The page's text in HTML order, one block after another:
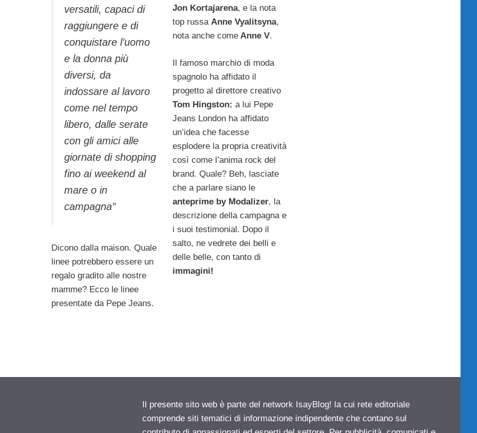
versatili, capaci di
raggiungere e di
conquistare l’uomo
e la donna più
diversi, da
indossare al lavoro
come nel tempo
libero, dalle serate
con gli amici alle
giornate di shopping
fino ai weekend al
mare o in
campagna”
Dicono dalla maison. Quale
linee potrebbero essere un
regalo gradito alle nostre
mamme? Ecco le linee
presentate da Pepe Jeans.
Jon Kortajarena, e la nota
top russa Anne Vyalitsyna,
nota anche comeAnne V.
Il famoso marchio di moda
spagnolo ha affidato il
progetto al direttore creativo
Tom Hingston: a lui Pepe
Jeans London ha affidato
un’idea che facesse
esplodere la propria creatività
così come l’anima rock del
brand. Quale? Beh, lasciate
che a parlare siano le
anteprime by Modalizer, la
descrizione della campagna e
i suoi testimonial. Dopo il
salto, ne vedrete dei belli e
delle belle, con tanto di
immagini!
Il presente sito web è parte del network IsayBlog! la cui rete editoriale
comprende siti tematici di informazione indipendente che contano sul